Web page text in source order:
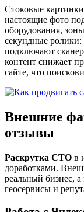
Стоковые
настоящие фото
оборудования,
секундные ролики:
подключают
контент снижает
сайте, что
Внешние
отзывы
Раскрутка СТО в
доработками.
реальный бизнес,
геосервисы и